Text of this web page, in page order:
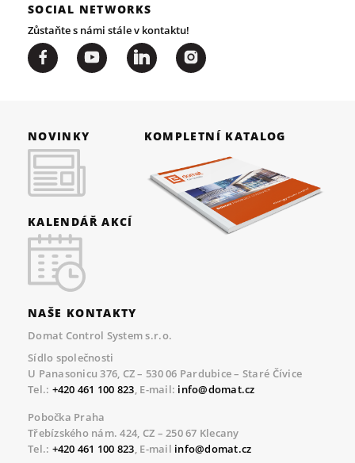
SOCIAL NETWORKS
Zůstaňte s námi stále v kontaktu!
NOVINKY
KALENDÁŘ AKCÍ
KOMPLETNÍ KATALOG
NAŠE KONTAKTY
Domat Control System s.r.o.
Sídlo společnosti
U Panasonicu 376, CZ – 530 06 Pardubice – Staré Čívice
Tel.: +420 461 100 823, E-mail: info@domat.cz
Pobočka Praha
Třebízského nám. 424, CZ – 250 67 Klecany
Tel.: +420 461 100 823, E-mail info@domat.cz